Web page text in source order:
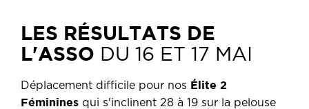
LES RÉSULTATS DE
L'ASSO DU 16 ET 17 MAI
Déplacement difficile pour nos Élite 2
Féminines qui s'inclinent 28 à 19 sur la pelouse